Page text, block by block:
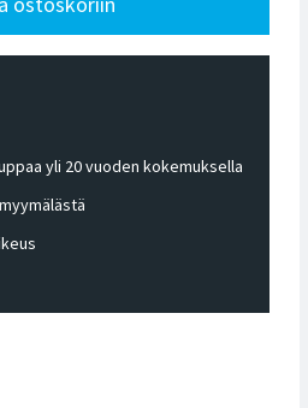
yli 20 vuoden kokemuksella